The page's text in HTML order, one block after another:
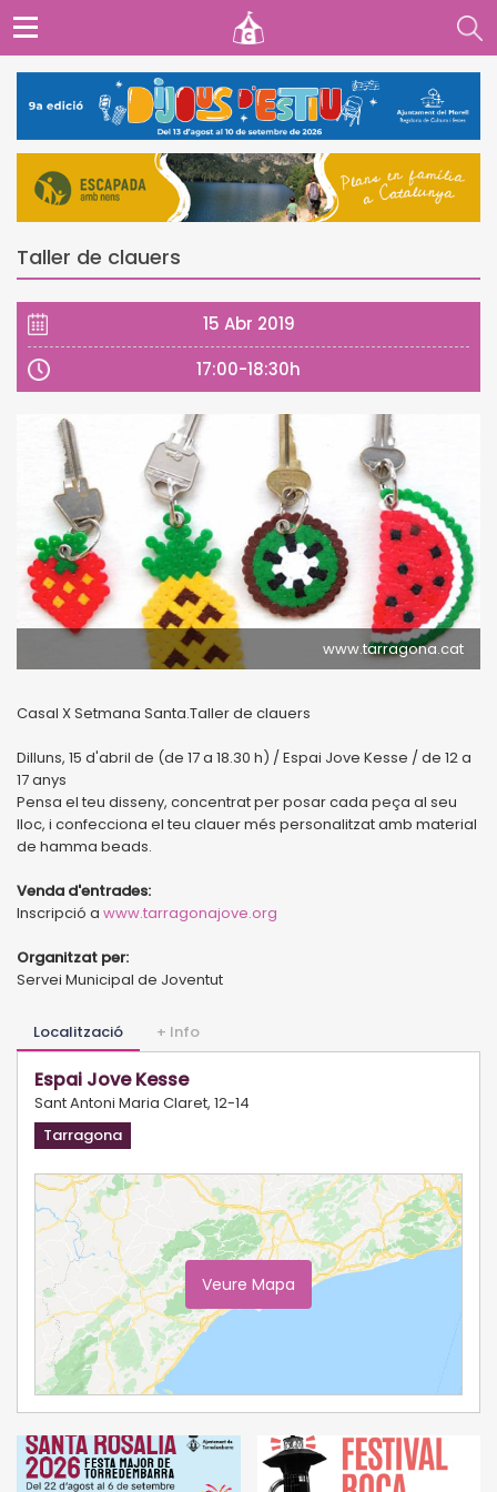
Taller de clauers
15 Abr 2019
17:00-18:30h
www.tarragona.cat
Casal X Setmana Santa.Taller de clauers
Dilluns, 15 d'abril de (de 17 a 18.30 h) / Espai Jove Kesse / de 12 a
17 anys
Pensa el teu disseny, concentrat per posar cada peça al seu
lloc, i confecciona el teu clauer més personalitzat amb material
de hamma beads.
Venda d'entrades:
Inscripció a www.tarragonajove.org
Organitzat per:
Servei Municipal de Joventut
Localització + Info
Espai Jove Kesse
Sant Antoni Maria Claret, 12-14
Tarragona
Veure Mapa